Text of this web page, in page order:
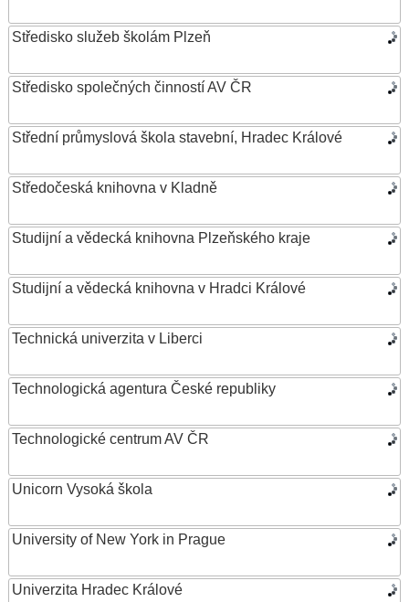
Středisko služeb školám Plzeň
Středisko společných činností AV ČR
Střední průmyslová škola stavební, Hradec Králové
Středočeská knihovna v Kladně
Studijní a vědecká knihovna Plzeňského kraje
Studijní a vědecká knihovna v Hradci Králové
Technická univerzita v Liberci
Technologická agentura České republiky
Technologické centrum AV ČR
Unicorn Vysoká škola
University of New York in Prague
Univerzita Hradec Králové